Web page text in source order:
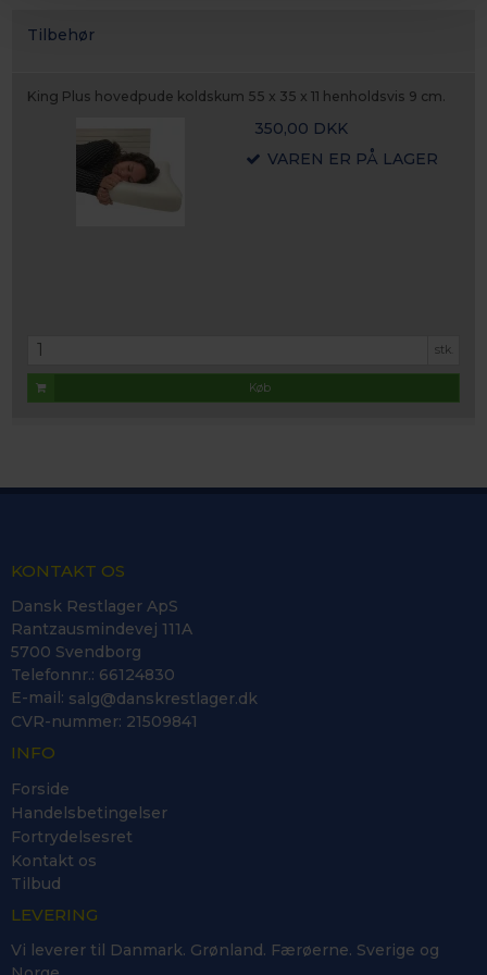
Tilbehør
King Plus hovedpude koldskum 55 x 35 x 11 henholdsvis 9 cm.
350,00 DKK
VAREN ER PÅ LAGER
stk.
Køb
KONTAKT OS
Dansk Restlager ApS
Rantzausmindevej 111A
5700 Svendborg
Telefonnr.: 66124830
E-mail : salg@danskrestlager.dk
CVR-nummer: 21509841
INFO
Forside
Handelsbetingelser
Fortrydelsesret
Kontakt os
Tilbud
LEVERING
Vi leverer til Danmark. Grønland. Færøerne. Sverige og